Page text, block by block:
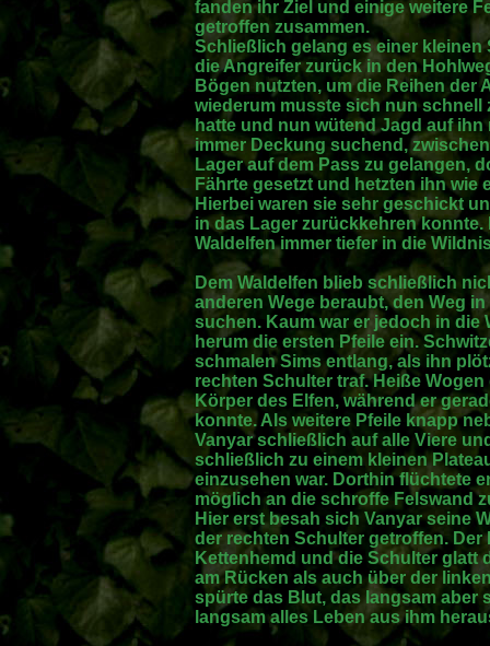
fanden ihr Ziel und einige weitere
getroffen zusammen.
Schließlich gelang es einer
die Angreifer zurück in den
Bögen nutzten, um die Reihen der
wiederum musste sich nun schnell
hatte und nun wütend Jagd auf ihn
immer Deckung suchend,
Lager auf dem Pass zu gelangen,
Fährte gesetzt und hetzten ihn wie
Hierbei waren sie sehr geschickt
in das Lager zurückkehren konnte.
Waldelfen immer tiefer in die
Dem Waldelfen blieb schließlich
anderen Wege beraubt, den Weg
suchen. Kaum war er jedoch in die
herum die ersten Pfeile ein.
schmalen Sims entlang, als ihn
rechten Schulter traf. Heiße
Körper des Elfen, während er
konnte. Als weitere Pfeile knapp
Vanyar schließlich auf alle Viere
schließlich zu einem kleinen
einzusehen war. Dorthin flüchtete
möglich an die schroffe Felswand
Hier erst besah sich Vanyar seine
der rechten Schulter getroffen.
Kettenhemd und die Schulter
am Rücken als auch über der
spürte das Blut, das langsam aber
langsam alles Leben aus ihm